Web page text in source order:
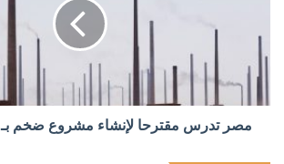
مصر تدرس مقترحا لإنشاء مشروع ضخم بـ4 مليارات دولار